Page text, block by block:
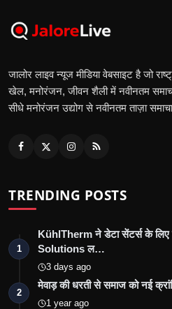
जालोर लाइव न्यूज मीडिया वेबसाइट है जो
खेल, मनोरंजन, जीवन शैली में नवीनतम
सीधे मनोरंजन उद्योग से नवीनतम ताज़ा
TRENDING POSTS
1
KühlTherm ने डेटा सेंटर्स के
Solutions ल…
3 days ago
2
मेवाड़ की धरती से समाज को नई
1 year ago